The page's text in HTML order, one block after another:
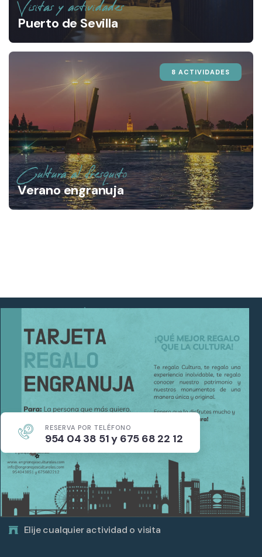
Visitas y actividades
Puerto de Sevilla
8 ACTIVIDADES
Cultura al fresquito
Verano engranuja
RESERVA POR TELÉFONO
954 04 38 51 y 675 68 22 12
Regala cultura con nuestras
tarjetas regalo
¿Aún no formas parte del Club Engranajes? Consigue tu
tarjeta y accede a descuentos y precios especiales en
nuestras actividades deEngranajes Culturales
Puedes solicitarla por teléfono
Decide el saldo que quieras
Elije cualquier actividad o visita